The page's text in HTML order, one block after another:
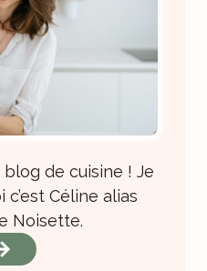
de cuisine ! Je
Céline alias
Noisette.